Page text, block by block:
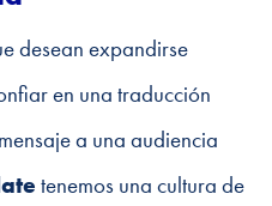
desean expandirse
en una traducción
a una audiencia
tenemos una cultura de